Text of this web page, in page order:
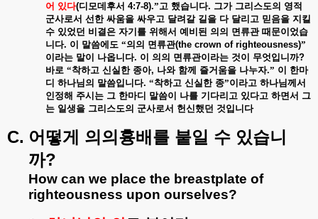
어 있다(디모데후서 4:7-8).”고 했습니다. 그가 그리스도의 영적
군사로서 선한 싸움을 싸우고 달려갈 길을 다 달리고 믿음을 지킬
수 있었던 비결은 자기를 위해서 예비된 의의 면류관 때문이었습
니다. 이 말씀에도 “의의 면류관(the crown of righteousness)”
이라는 말이 나옵니다. 이 의의 면류관이라는 것이 무엇입니까?
바로 “착하고 신실한 종아, 나와 함께 즐거움을 나누자.” 이
한마
디 하나님의 말씀입니다. “착하고 신실한 종”이라고 하나님께서
인정해 주시는 그 한마디 말씀이 나를 기다리고 있다고 하면서 그
는 일생을 그리스도의 군사로서 헌신했던 것입니다
C. 어떻게 의의흉배를 붙일 수 있습니
까?
How can we place the breastplate of
righteousness upon ourselves?